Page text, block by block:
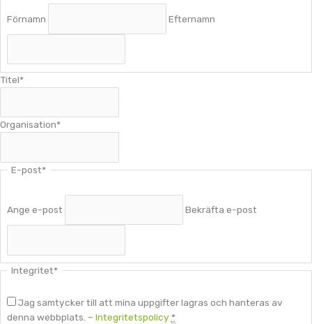
Förnamn Efternamn
Titel*
Organisation*
E-post*
Ange e-post Bekräfta e-post
Integritet*
Jag samtycker till att mina uppgifter lagras och hanteras av
denna webbplats. – Integritetspolicy *